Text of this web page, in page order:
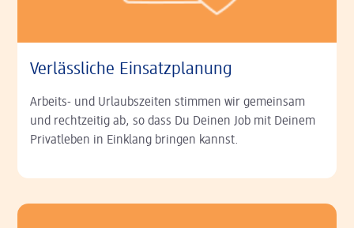
Verlässliche Einsatzplanung
Arbeits- und Urlaubszeiten stimmen wir gemeinsam
und rechtzeitig ab, so dass Du Deinen Job mit Deinem
Privatleben in Einklang bringen kannst.